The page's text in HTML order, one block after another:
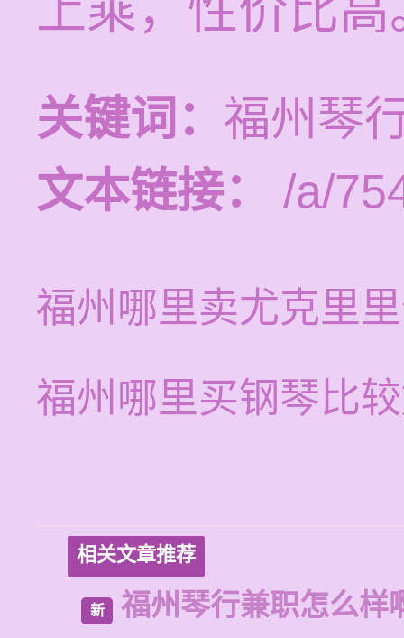
关键词： 福州琴
文本链接：
/a/
福州哪里卖尤克里
福州哪里买钢琴比
相关文章推荐
新 福州琴行兼职怎么样